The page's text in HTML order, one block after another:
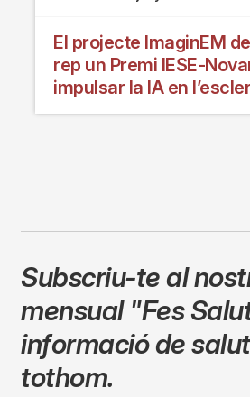
El projecte ImaginEM
rep un Premi IESE-
impulsar la IA en
Subscriu-te al
mensual "Fes
informació de
tothom.